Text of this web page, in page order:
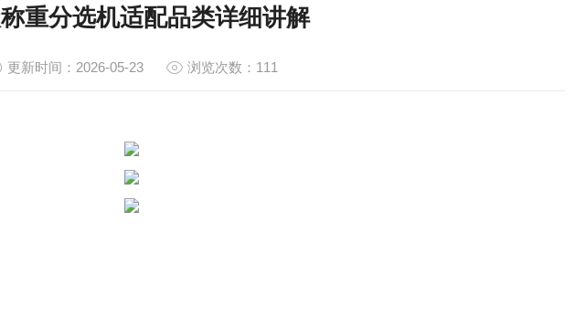
重分选机适配品类详细讲解
更新时间：2026-05-23 浏览次数：111